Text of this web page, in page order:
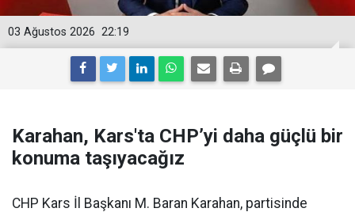
22:19
03 Ağustos 2026
Karahan, Kars'ta CHP’yi daha güçlü bir
konuma taşıyacağız
CHP Kars İl Başkanı M. Baran Karahan, partisinde